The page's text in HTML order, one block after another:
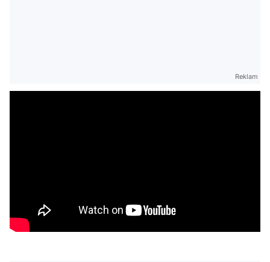
Reklam